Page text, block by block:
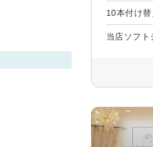
10本付け
当店ソフ